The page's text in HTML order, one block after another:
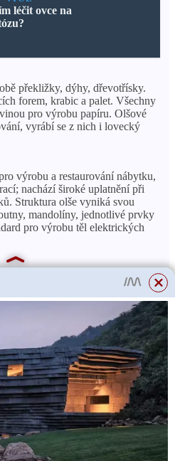
léčit ovce na
překližky, dýhy, dřevotřísky.
forem, krabic a palet. Všechny
pro výrobu papíru. Olšové
vyrábí se z nich i lovecký
výrobu a restaurování nábytku,
nachází široké uplatnění při
Struktura olše vyniká svou
mandolíny, jednotlivé prvky
pro výrobu těl elektrických
standardem pro uzení studeným
ryb, sýrů a dalších produktů.
vydává hustý, nasycený a bez
chuť a potravinovou bezpečnost
ekonomickou spotřebu surovin.
dříví?
dřevo z olše do druhé
existují tři takové skupiny).
a stabilní plamen, bez
příjemnou vůni. Se všemi
nedrží teplo tak dobře jako
se, že královské komnaty byly